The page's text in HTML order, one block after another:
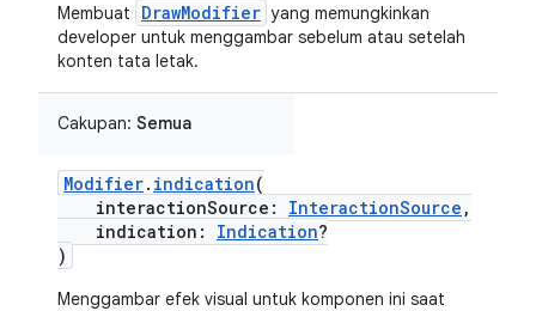
Membuat DrawModifier yang memungkinkan
developer untuk menggambar sebelum atau setelah
konten tata letak.
Cakupan: Semua
Modifier. indication(
interactionSource: InteractionSource ,
indication: Indication?
)
Menggambar efek visual untuk komponen ini saat